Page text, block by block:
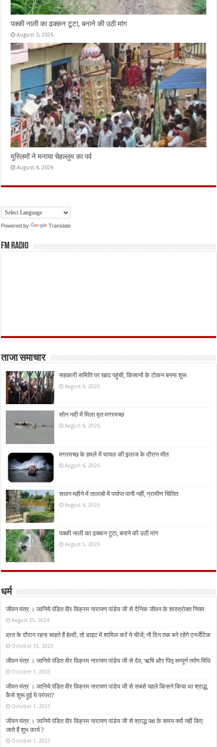
पक्की नाली का ढक्कन टूटा, बनाने की उठी मांग
August 5, 2026
मुस्लिमों ने मनाया चेहल्लुम का पर्व
August 4, 2026
Powered by Translate
FM Radio
ताजा समाचार
सहकारी समिति पर खाद पहुंची, किसानों के टोकन बनना शुरू
August 6, 2026
सोन नदी में मिला मृत मगरमच्छ
August 6, 2026
मगरमच्छ के हमले में घायल की इलाज के दौरान मौत
August 6, 2026
सावन महीने में तालाबों में पर्याप्त पानी नहीं, ग्रामीण चिंतित
August 6, 2026
पक्की नाली का ढक्कन टूटा, बनाने की उठी मांग
August 5, 2026
धर्म
जीवन मंत्र । जानिये पंडित वीर विक्रम नारायण पांडेय जी से दैनिक जीवन के शास्त्रोक्त नियम
August 25, 2024
व्रत के दौरान रहना चाहते हैं हेल्दी, तो डाइट में शामिल करें ये चीजें; नौ दिन तक बने रहेंगे एनर्जेटिक
October 15, 2023
जीवन मंत्र । जानिये पंडित वीर विक्रम नारायण पांडेय जी से देव, ऋषि और पितृ सम्पूर्ण तर्पण विधि
October 1, 2023
जीवन मंत्र । जानिये पंडित वीर विक्रम नारायण पांडेय जी से सबसे पहले किसने किया था श्राद्ध,
कैसे शुरू हुई ये परंपरा?
October 1, 2023
जीवन मंत्र । जानिये पंडित वीर विक्रम नारायण पांडेय जी से श्राद्ध पक्ष के समय क्यों नहीं किए
जाते हैं शुभ कार्य ?
October 1, 2023